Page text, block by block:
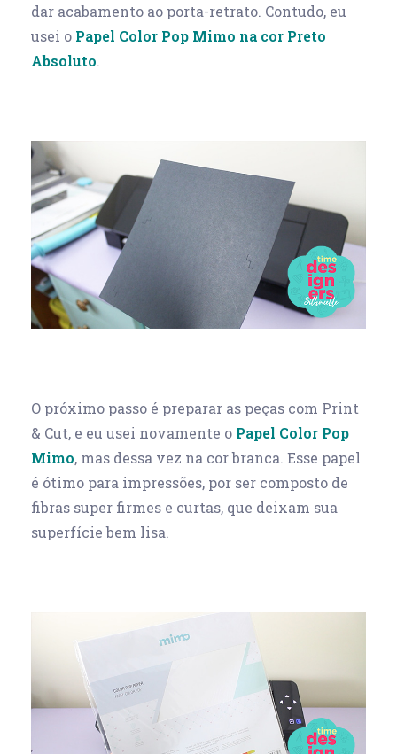
dar acabamento ao porta-retrato. Contudo, eu
usei o Papel Color Pop Mimo na cor Preto
Absoluto.
O próximo passo é preparar as peças com Print
& Cut, e eu usei novamente o Papel Color Pop
Mimo, mas dessa vez na cor branca. Esse papel
é ótimo para impressões, por ser composto de
fibras super firmes e curtas, que deixam sua
superfície bem lisa.